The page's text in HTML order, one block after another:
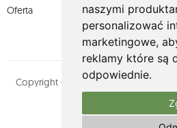
naszymi
personalizować
marketingowe,
reklamy które są
odpowiednie.
Oferta
Copyright © olium.pl. Wszystkie
MOUTON
Zobacz nasz profil na: